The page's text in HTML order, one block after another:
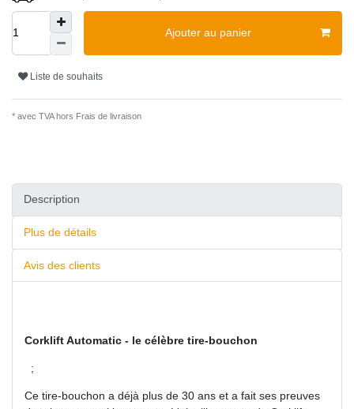
Ajouter au panier
Liste de souhaits
* avec TVA hors Frais de livraison
Description
Plus de détails
Avis des clients
Corklift Automatic - le célèbre tire-bouchon
;
Ce tire-bouchon a déjà plus de 30 ans et a fait ses preuves